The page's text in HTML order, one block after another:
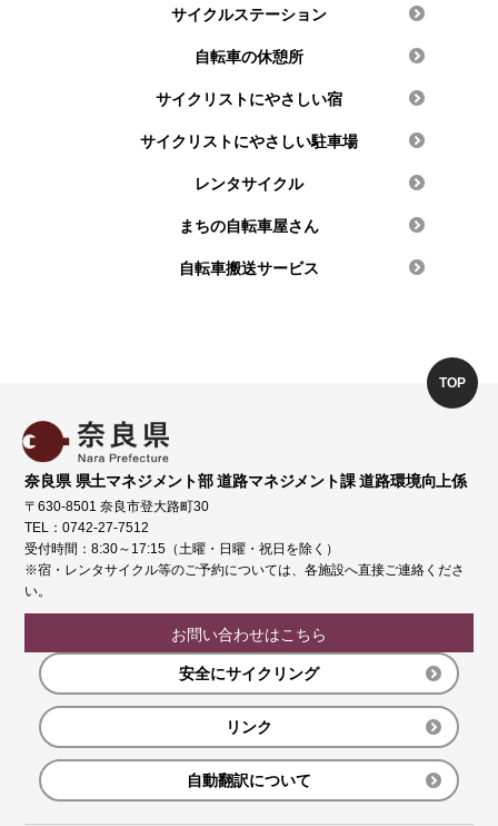
サイクルステーション
自転車の休憩所
サイクリストにやさしい宿
サイクリストにやさしい駐車場
レンタサイクル
まちの自転車屋さん
自転車搬送サービス
奈良県 県土マネジメント部 道路マネジメント課 道路環境向上係
〒630-8501 奈良市登大路町30
TEL：0742-27-7512
受付時間：8:30～17:15（土曜・日曜・祝日を除く）
※宿・レンタサイクル等のご予約については、各施設へ直接ご連絡くださ
い。
お問い合わせはこちら
安全にサイクリング
リンク
自動翻訳について
TOP